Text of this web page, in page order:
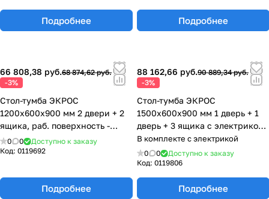
Подробнее Подробнее
66 808,38 руб.68 874,62 руб.
-3%
Стол-тумба ЭКРОС
1200х600х900 мм 2 двери + 2
ящика, раб. поверхность -
LABGRADE 77.0133.10.08-01
0 0
Доступно к заказу
Код: 0119692
Подробнее
88 162,66 руб.90 889,34 руб.
-3%
Стол-тумба ЭКРОС
1500х600х900 мм 1 дверь + 1
дверь + 3 ящика с электрикой,
раб. поверхность - LABGRADE
77.0153.10.08-01
В комплекте с электрикой
0 0
Доступно к заказу
Код: 0119806
Подробнее